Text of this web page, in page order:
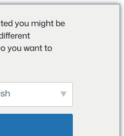
you might be
you want to